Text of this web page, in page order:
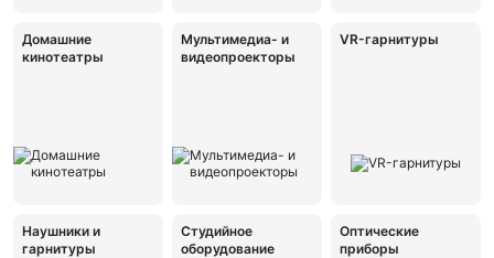
Домашние
кинотеатры
Мультимедиа- и
видеопроекторы
VR-гарнитуры
Наушники и
гарнитуры
Студийное
оборудование
Оптические
приборы